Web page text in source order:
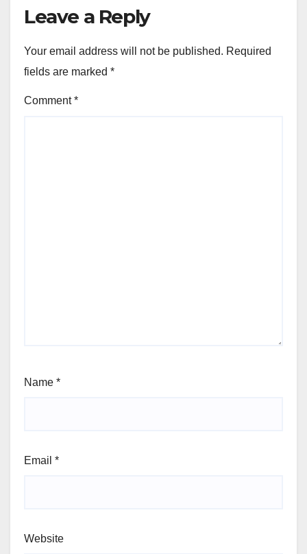
Leave a Reply
Your email address will not be published. Required
fields are marked *
Comment*
Name *
Email *
Website